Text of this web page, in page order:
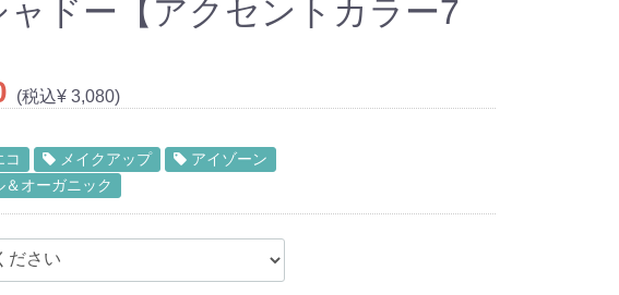
ャドー【アクセントカラー7
(税込¥ 3,080)
コ メイクアップ
アイゾーン
＆オーガニック